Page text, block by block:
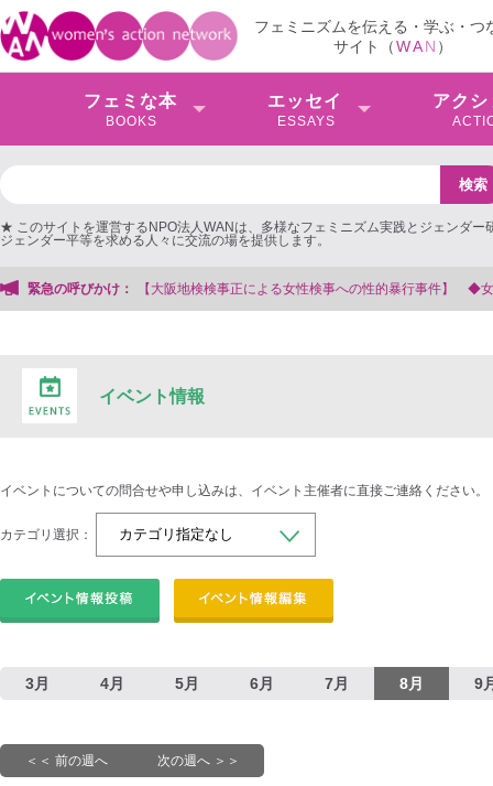
フェミニズムを伝える・学ぶ・つ
サイト（WAN ）
フェミな本
BOOKS
エッセイ
ESSAYS
アクシ
★ このサイトを運営するNPO法人WANは、多様なフェミニズム実践とジェンダー
ジェンダー平等を求める人々に交流の場を提供します。
緊急の呼びかけ：
正による女性検事への性的暴行事件】 ◆女性検事を支援する会事務局
イベント情報
イベントについての問合せや申し込みは、イベント主催者に直接ご連絡ください。
カテゴリ選択：
3月 4月 5月 6月 7月 8月 9
＜＜ 前の週へ 次の週へ ＞＞